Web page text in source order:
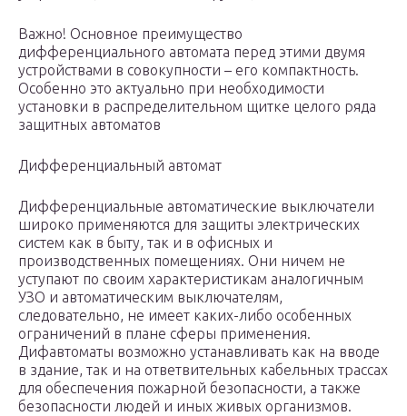
Важно! Основное преимущество
дифференциального автомата перед этими двумя
устройствами в совокупности – его компактность.
Особенно это актуально при необходимости
установки в распределительном щитке целого ряда
защитных автоматов
Дифференциальный автомат
Дифференциальные автоматические выключатели
широко применяются для защиты электрических
систем как в быту, так и в офисных и
производственных помещениях. Они ничем не
уступают по своим характеристикам аналогичным
УЗО и автоматическим выключателям,
следовательно, не имеет каких-либо особенных
ограничений в плане сферы применения.
Дифавтоматы возможно устанавливать как на вводе
в здание, так и на ответвительных кабельных трассах
для обеспечения пожарной безопасности, а также
безопасности людей и иных живых организмов.